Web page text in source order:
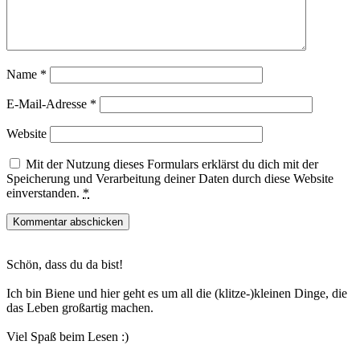
Name *
E-Mail-Adresse *
Website
Mit der Nutzung dieses Formulars erklärst du dich mit der
Speicherung und Verarbeitung deiner Daten durch diese Website
einverstanden. *
Sidebar
Schön, dass du da bist!
Ich bin Biene und hier geht es um all die (klitze-)kleinen Dinge, die
das Leben großartig machen.
Viel Spaß beim Lesen :)